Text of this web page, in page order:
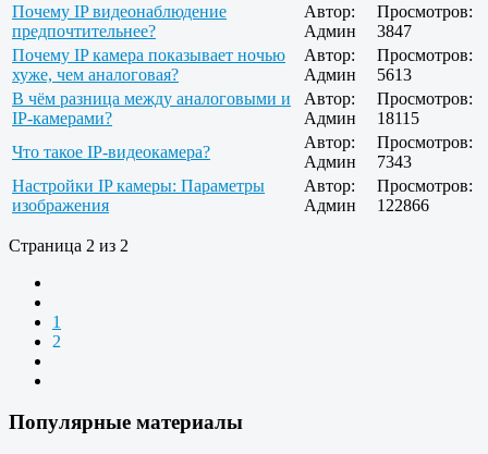
Почему IP видеонаблюдение
предпочтительнее?
Автор:
Админ
Просмотров:
3847
Почему IP камера показывает ночью
хуже, чем аналоговая?
Автор:
Админ
Просмотров:
5613
В чём разница между аналоговыми и
IP-камерами?
Автор:
Админ
Просмотров:
18115
Что такое IP-видеокамера?
Автор:
Админ
Просмотров:
7343
Настройки IP камеры: Параметры
изображения
Автор:
Админ
Просмотров:
122866
Страница 2 из 2
1
2
Популярные материалы